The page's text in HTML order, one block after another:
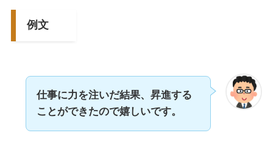
例文
仕事に力を注いだ結果、昇進する
ことができたので嬉しいです。